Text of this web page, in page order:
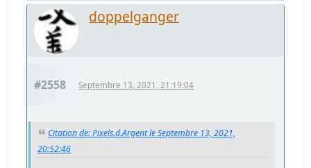
doppelganger
#2558 Septembre 13, 2021, 21:19:04
Citation de: Pixels.d.Argent le Septembre 13, 2021,
20:52:46